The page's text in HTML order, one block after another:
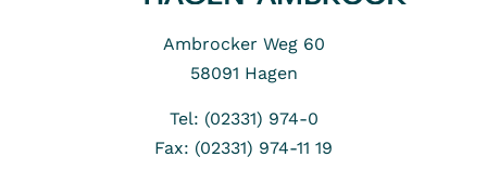
Ambrocker Weg 60
58091 Hagen
Tel: (02331) 974-0
Fax: (02331) 974-11 19